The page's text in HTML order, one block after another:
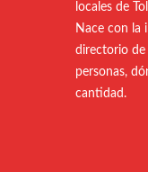
locales de
Nace con la
directorio de
personas,
cantidad.